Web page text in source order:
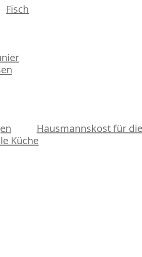
Fisch
Hausmannskost für
Küche